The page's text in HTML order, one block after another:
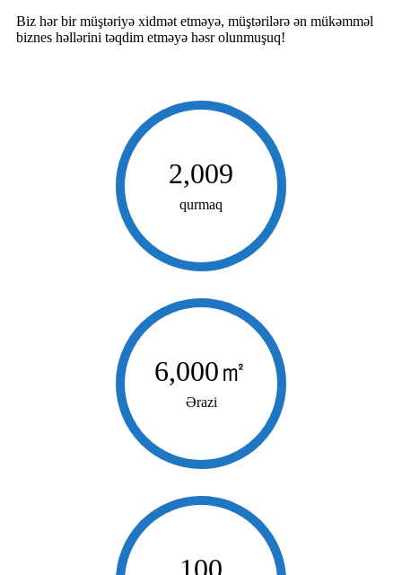
Biz hər bir müştəriyə xidmət etməyə, müştərilərə ən mükəmməl
biznes həllərini təqdim etməyə həsr olunmuşuq!
2,009
qurmaq
6,000㎡
Ərazi